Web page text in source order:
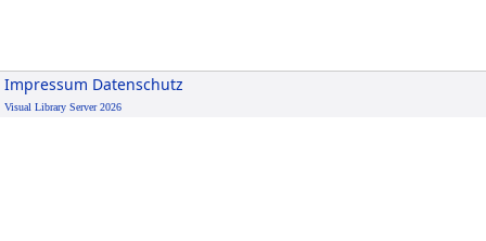
Impressum Datenschutz
Visual Library Server 2026